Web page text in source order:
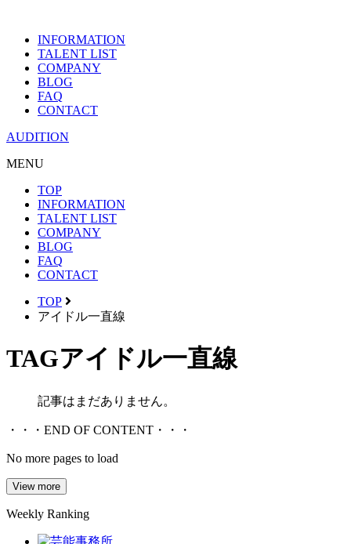
INFORMATION
TALENT LIST
COMPANY
BLOG
FAQ
CONTACT
AUDITION
MENU
TOP
INFORMATION
TALENT LIST
COMPANY
BLOG
FAQ
CONTACT
TOP
アイドル一直線
TAGアイドル一直線
記事はまだありません。
・・・END OF CONTENT・・・
No more pages to load
View more
Weekly Ranking